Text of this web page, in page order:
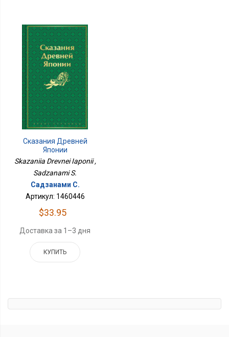
Сказания Древней
Японии
Skazaniia Drevnei Iaponii ,
Sadzanami S.
Садзанами С.
Артикул: 1460446
$33.95
Доставка за 1–3 дня
КУПИТЬ